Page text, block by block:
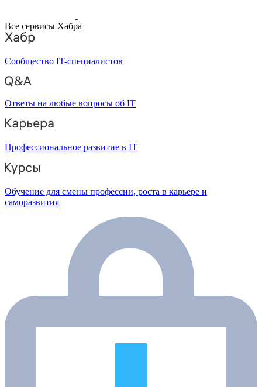
Все сервисы Хабра
Сообщество IT-специалистов
Ответы на любые вопросы об IT
Профессиональное развитие в IT
Обучение для смены профессии, роста в карьере и
саморазвития